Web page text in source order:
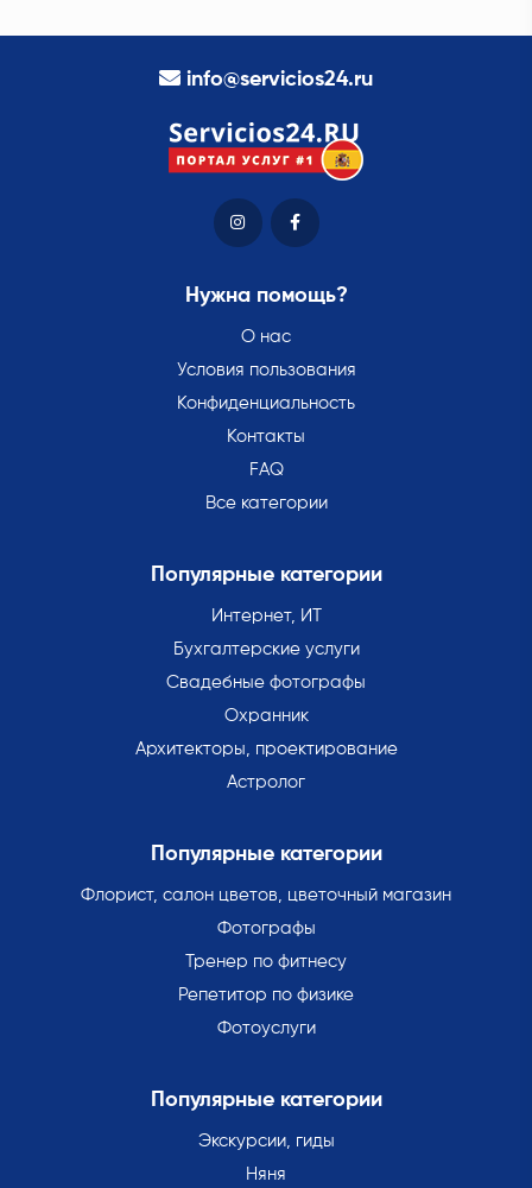
info@servicios24.ru
Нужна помощь?
О нас
Условия пользования
Конфиденциальность
Контакты
FAQ
Все категории
Популярные категории
Интернет, ИТ
Бухгалтерские услуги
Свадебные фотографы
Охранник
Архитекторы, проектирование
Астролог
Популярные категории
Флорист, салон цветов, цветочный магазин
Фотографы
Тренер по фитнесу
Репетитор по физике
Фотоуслуги
Популярные категории
Экскурсии, гиды
Няня